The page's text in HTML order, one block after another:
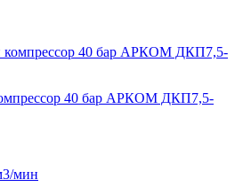
40 бар АРКОМ ДКП7,5-
мин